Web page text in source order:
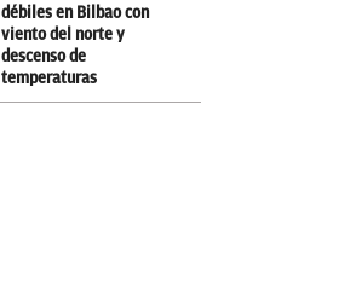
débiles en Bilbao con
viento del norte y
descenso de
temperaturas